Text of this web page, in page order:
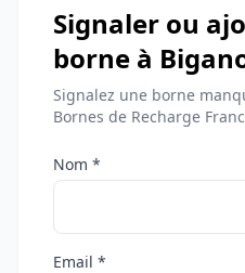
Signaler ou
borne à
Signalez une borne
Bornes de Recharge
Nom *
Email *